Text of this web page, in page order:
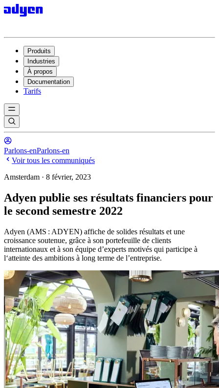
Produits
Industries
À propos
Documentation
Tarifs
Parlons-enParlons-en
Voir tous les communiqués
Amsterdam · 8 février, 2023
Adyen publie ses résultats financiers pour
le second semestre 2022
Adyen (AMS : ADYEN) affiche de solides résultats et une
croissance soutenue, grâce à son portefeuille de clients
internationaux et à son équipe d’experts motivés qui participe à
l‘atteinte des ambitions à long terme de l’entreprise.